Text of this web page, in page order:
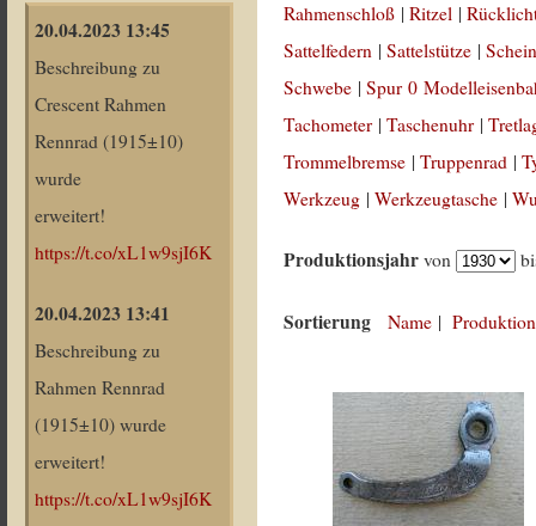
20.04.2023 13:45
Beschreibung zu
Crescent Rahmen
Rennrad (1915±10)
wurde
erweitert!
https://t.co/xL1w9sjI6K
20.04.2023 13:41
Beschreibung zu
Rahmen Rennrad
(1915±10) wurde
erweitert!
https://t.co/xL1w9sjI6K
Rahmenschloß |Ritzel |
Sattelfedern |Sattelstütze |
Schwebe |Spur 0
Tachometer |Taschenuhr |
Trommelbremse |Truppenrad |
Werkzeug |Werkzeugtasche |
Produktionsjahr von
Sortierung Name |